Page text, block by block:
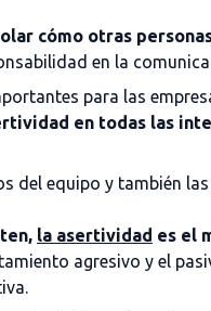
cómo otras
en la
para las
en todas las
del equipo y también
la asertividad es el
agresivo y el